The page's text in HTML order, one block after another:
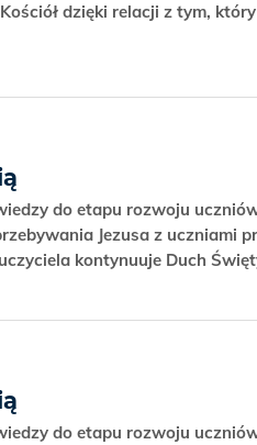
dzięki relacji z tym, który
do etapu rozwoju
Jezusa z uczniami
kontynuuje Duch
do etapu rozwoju